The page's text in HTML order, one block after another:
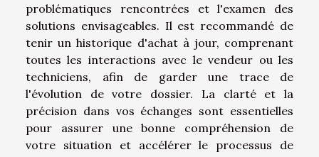
problématiques rencontrées et l'examen des
solutions envisageables. Il est recommandé de
tenir un historique d'achat à jour, comprenant
toutes les interactions avec le vendeur ou les
techniciens, afin de garder une trace de
l'évolution de votre dossier. La clarté et la
précision dans vos échanges sont essentielles
pour assurer une bonne compréhension de
votre situation et accélérer le processus de